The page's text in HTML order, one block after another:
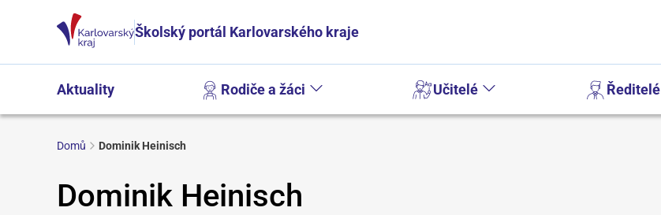
Školský portál Karlovarského kraje
Aktuality Rodiče a žáci Učitelé Ředitelé
Domů Dominik Heinisch
Dominik Heinisch